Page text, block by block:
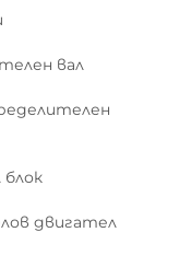
вал
двигател